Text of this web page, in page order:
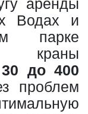
аренды
Водах и
парке
краны
до 400
проблем